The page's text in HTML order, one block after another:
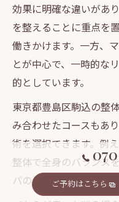
効果に明確な違いがあ
を整えることに重点を
働きかけます。一方、
とが中心で、一時的な
的としています。
東京都豊島区駒込の整
み合わせたコースもあ
術を選択できます。例
整体で全身のバランス
パの流れを促進するな
ご予約はこちら